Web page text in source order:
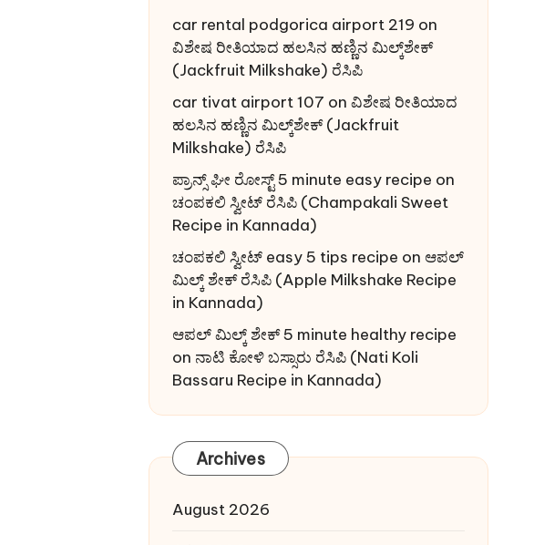
car rental podgorica airport 219 on
ವಿಶೇಷ ರೀತಿಯಾದ ಹಲಸಿನ ಹಣ್ಣಿನ ಮಿಲ್ಕ್‌ಶೇಕ್
(Jackfruit Milkshake) ರೆಸಿಪಿ
car tivat airport 107 on ವಿಶೇಷ ರೀತಿಯಾದ
ಹಲಸಿನ ಹಣ್ಣಿನ ಮಿಲ್ಕ್‌ಶೇಕ್ (Jackfruit
Milkshake) ರೆಸಿಪಿ
ಪ್ರಾನ್ಸ್ ಘೀ ರೋಸ್ಟ್ 5 minute easy recipe on
ಚಂಪಕಲಿ ಸ್ವೀಟ್ ರೆಸಿಪಿ (Champakali Sweet
Recipe in Kannada)
ಚಂಪಕಲಿ ಸ್ವೀಟ್ easy 5 tips recipe on ಆಪಲ್
ಮಿಲ್ಕ್ ಶೇಕ್ ರೆಸಿಪಿ (Apple Milkshake Recipe
in Kannada)
ಆಪಲ್ ಮಿಲ್ಕ್ ಶೇಕ್ 5 minute healthy recipe
on ನಾಟಿ ಕೋಳಿ ಬಸ್ಸಾರು ರೆಸಿಪಿ (Nati Koli
Bassaru Recipe in Kannada)
Archives
August 2026